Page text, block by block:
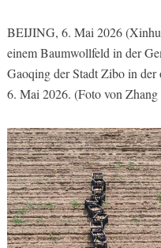
BEIJING, 6. Mai 2026
einem Baumwollfeld in der
Gaoqing der Stadt Zibo in der
6. Mai 2026. (Foto von